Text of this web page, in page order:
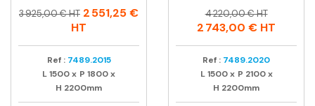
Prix
Prix
3 925,00 € HT 2 551,25 €
HT
Ref : 7489.2015
L1500x P 1800x
H 2200mm
Prix
Prix
habituel
4 220,00 € HT
2 743,00 € HT
Ref : 7489.2020
L 1500 x P 2100 x
H 2200mm